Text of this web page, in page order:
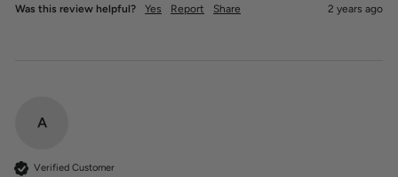
Was this review helpful? Yes Report Share 2 years ago
A
Verified Customer